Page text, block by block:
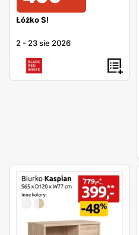
Łóżko S!
2 - 23 sie 2026